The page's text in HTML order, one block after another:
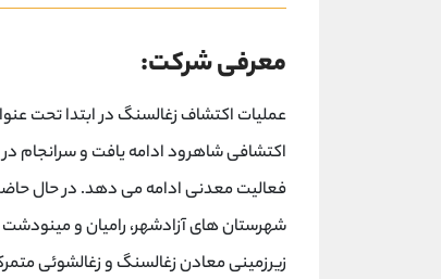
معرفی شرکت:
عملیات اکتشاف زغالسنگ در ابتدا تحت
فعالیت معدنی ادامه می دهد. در حال
شهرستان های آزادشهر، رامیان و
زیرزمینی معادن زغالسنگ و زغالشوئی